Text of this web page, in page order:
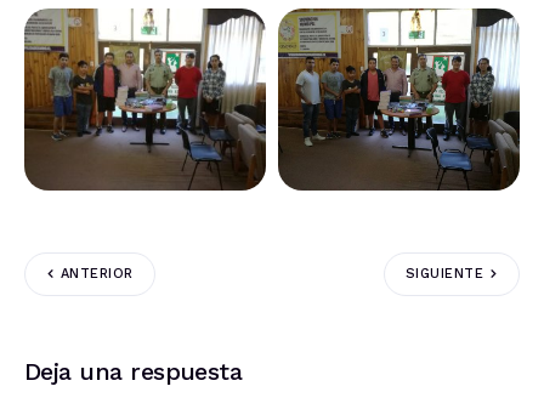
ANTERIOR SIGUIENTE
Deja una respuesta